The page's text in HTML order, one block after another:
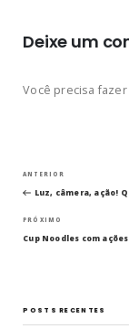
Deixe um
Você precisa
de
Post
Post
anterior
ANTERIOR
Luz, câmera, ação!
Próximo
post
PRÓXIMO
Cup Noodles com
POSTS RECENTES